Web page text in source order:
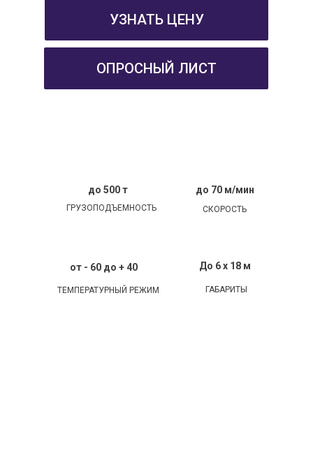
УЗНАТЬ ЦЕНУ
ОПРОСНЫЙ ЛИСТ
до 500 т
ГРУЗОПОДЪЕМНОСТЬ
до 70 м/мин
СКОРОСТЬ
от - 60 до + 40
ТЕМПЕРАТУРНЫЙ РЕЖИМ
До 6 х 18 м
ГАБАРИТЫ